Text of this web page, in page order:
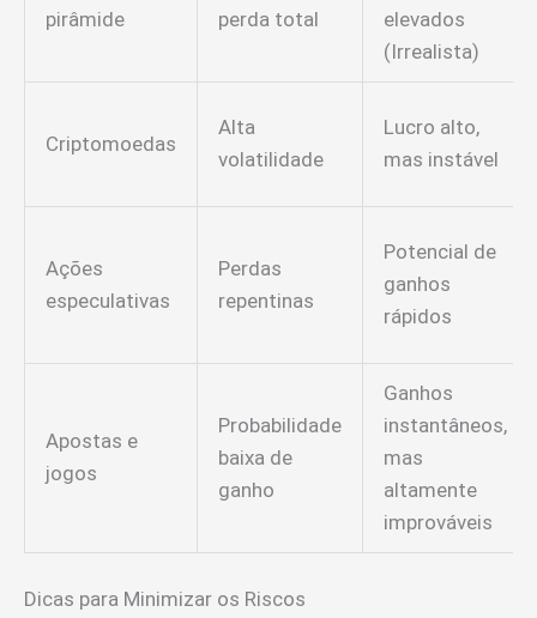
pirâmide
perda total
elevados
(Irrealista)
Criptomoedas
Alta
volatilidade
Lucro alto,
mas instável
Ações
especulativas
Perdas
repentinas
Potencial de
ganhos
rápidos
Apostas e
jogos
Probabilidade
baixa de
ganho
Ganhos
instantâneos,
mas
altamente
improváveis
Dicas para Minimizar os Riscos